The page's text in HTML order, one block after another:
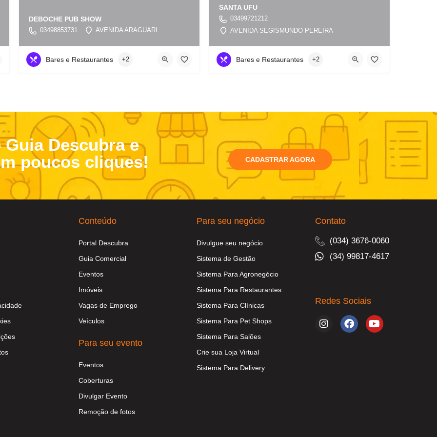
DEBOCHE PUB SHOW
03498853731 AVENIDA ARAGUARI
Bares e Restaurantes +2
SANTA UFU
03499721212
AVENIDA SEGISMUNDO PEREIRA
Bares e Restaurantes +2
Descubra e
poucos cliques!
CADASTRAR AGORA
Conteúdo
Portal Descubra
Guia Comercial
Eventos
Imóveis
Vagas de Emprego
Veículos
Para seu evento
Eventos
Coberturas
Divulgar Evento
Remoção de fotos
Para seu negócio
Divulgue seu negócio
Sistema de Gestão
Sistema Para Agronegócio
Sistema Para Restaurantes
Sistema Para Clínicas
Sistema Para Pet Shops
Sistema Para Salões
Crie sua Loja Virtual
Sistema Para Delivery
Contato
(034) 3676-0060
(34) 99817-4617
Redes Sociais